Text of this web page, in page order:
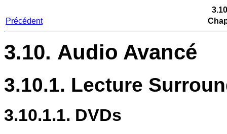
Précédent
3.10. Audio Avancé
3.10.1. Lecture
3.10.1.1. DVDs